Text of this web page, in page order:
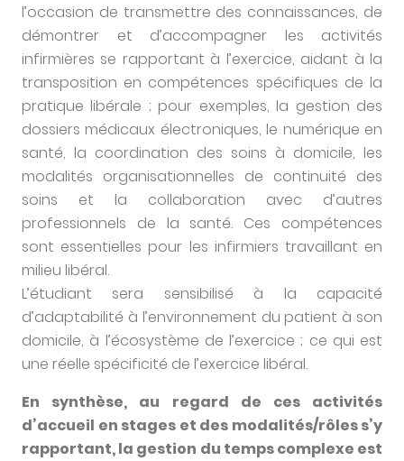
l’occasion de transmettre des connaissances, de
démontrer et d’accompagner les activités
infirmières se rapportant à l’exercice, aidant à la
transposition en compétences spécifiques de la
pratique libérale ; pour exemples, la gestion des
dossiers médicaux électroniques, le numérique en
santé, la coordination des soins à domicile, les
modalités organisationnelles de continuité des
soins et la collaboration avec d’autres
professionnels de la santé. Ces compétences
sont essentielles pour les infirmiers travaillant en
milieu libéral.
L’étudiant sera sensibilisé à la capacité
d’adaptabilité à l’environnement du patient à son
domicile, à l’écosystème de l’exercice ; ce qui est
une réelle spécificité de l’exercice libéral.
En synthèse, au regard de ces activités
d’accueil en stages et des modalités/rôles s’y
rapportant, la gestion du temps complexe est